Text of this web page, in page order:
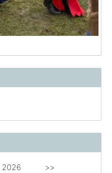
2026 >>